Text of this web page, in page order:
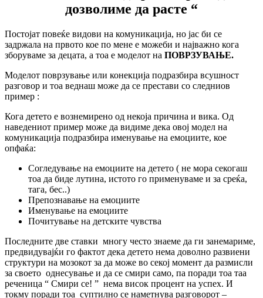
дозволиме да расте “
Постојат повеќе видови на комуникација, но јас би се
задржала на првото кое по мене е можеби и најважно кога
зборуваме за децата, а тоа е моделот на ПОВРЗУВАЊЕ.
Моделот поврзување или конекција подразбира всушност
разговор и тоа веднаш може да се престави со следниов
пример :
Кога детето е вознемирено од некоја причина и вика. Од
наведениот пример може да видиме дека овој модел на
комуникација подразбира именување на емоциите, кое
опфаќа:
Согледување на емоциите на детето ( не мора секогаш
тоа да биде лутина, истото го применуваме и за среќа,
тага, бес..)
Препознавање на емоциите
Именување на емоциите
Почитување на детските чувства
Последните две ставки многу често знаеме да ги занемариме,
предвидувајќи го фактот дека детето нема доволно развиени
структури на мозокот за да може во секој момент да размисли
за своето однесување и да се смири само, па поради тоа таа
реченица “ Смири се! ” нема висок процент на успех. И
токму поради тоа суптилно се наметнува разговорот –